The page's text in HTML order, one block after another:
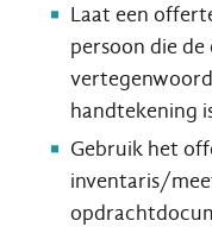
Laat een
persoon die
handtekening
Gebruik het
inventaris/